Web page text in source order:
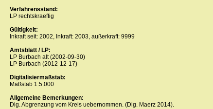
Verfahrensstand:
LP rechtskraeftig
Gültigkeit:
Inkraft seit: 2002, Inkraft: 2003, außerkraft: 9999
Amtsblatt / LP:
LP Burbach alt (2002-09-30)
LP Burbach (2012-12-17)
Digitalisiermaßstab:
Maßstab 1:5.000
Allgemeine Bemerkungen:
Dig. Abgrenzung vom Kreis uebernommen. (Dig. Maerz 2014).